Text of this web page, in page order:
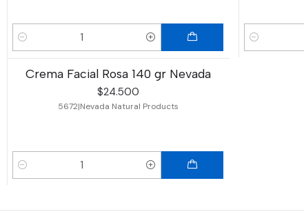
Cantidad Cantidad
Crema Facial Rosa 140 gr Nevada
$24.500
5672|Nevada Natural Products
Cantidad